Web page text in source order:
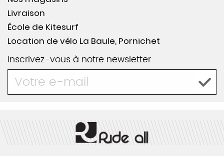
Livraison
École de Kitesurf
Location de vélo La Baule, Pornichet
Inscrivez-vous à notre newsletter